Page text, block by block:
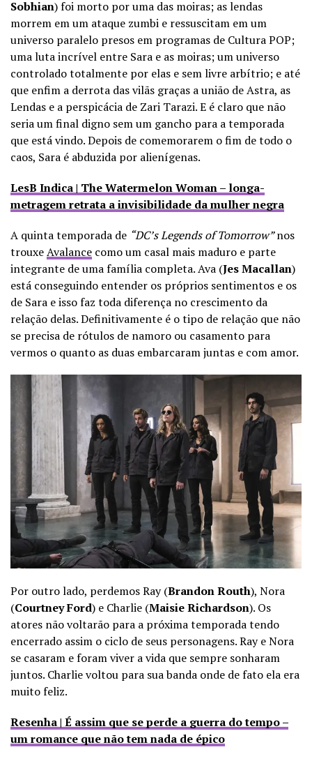
Sobhian) foi morto por uma das moiras; as lendas
morrem em um ataque zumbi e ressuscitam em um
universo paralelo presos em programas de Cultura POP;
uma luta incrível entre Sara e as moiras; um universo
controlado totalmente por elas e sem livre arbítrio; e até
que enfim a derrota das vilãs graças a união de Astra, as
Lendas e a perspicácia de Zari Tarazi. E é claro que não
seria um final digno sem um gancho para a temporada
que está vindo. Depois de comemorarem o fim de todo o
caos, Sara é abduzida por alienígenas.
LesB Indica | The Watermelon Woman – longa-
metragem retrata a invisibilidade da mulher negra
A quinta temporada de “DC’s Legends of Tomorrow”nos
trouxeAvalance como um casal mais maduro e parte
integrante de uma família completa. Ava (Jes Macallan)
está conseguindo entender os próprios sentimentos e os
de Sara e isso faz toda diferença no crescimento da
relação delas. Definitivamente é o tipo de relação que não
se precisa de rótulos de namoro ou casamento para
vermos o quanto as duas embarcaram juntas e com amor.
Por outro lado, perdemos Ray (Brandon Routh), Nora
(Courtney Ford) e Charlie (Maisie Richardson). Os
atores não voltarão para a próxima temporada tendo
encerrado assim o ciclo de seus personagens. Ray e Nora
se casaram e foram viver a vida que sempre sonharam
juntos. Charlie voltou para sua banda onde de fato ela era
muito feliz.
Resenha | É assim que se perde a guerra do tempo –
um romance que não tem nada de épico